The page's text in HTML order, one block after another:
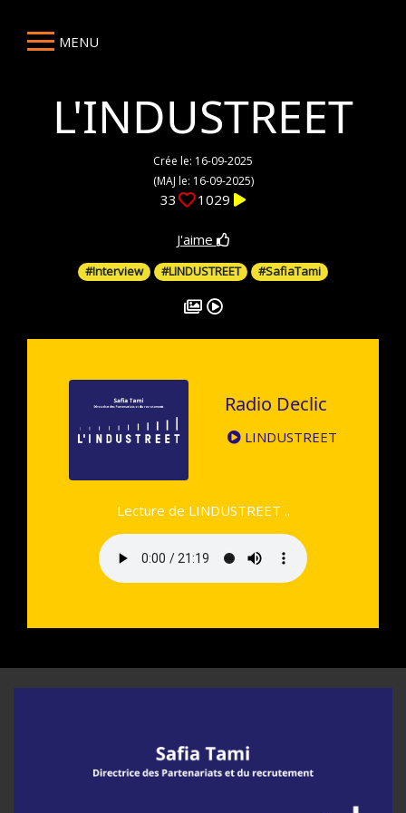
MENU
L'INDUSTREET
Crée le: 16-09-2025
(MAJ le: 16-09-2025)
33 1029
J'aime
#Interview #LINDUSTREET #SafiaTami
Radio Declic
LINDUSTREET
Lecture de LINDUSTREET ..